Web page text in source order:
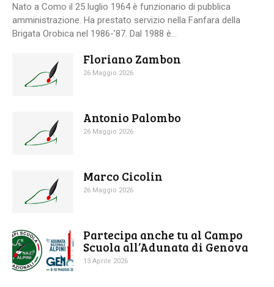
Nato a Como il 25 luglio 1964 è funzionario di pubblica
amministrazione. Ha prestato servizio nella Fanfara della
Brigata Orobica nel 1986-’87. Dal 1988 è...
Floriano Zambon
26 Maggio 2026
Antonio Palombo
26 Maggio 2026
Marco Cicolin
26 Maggio 2026
Partecipa anche tu al Campo
Scuola all’Adunata di Genova
13 Aprile 2026